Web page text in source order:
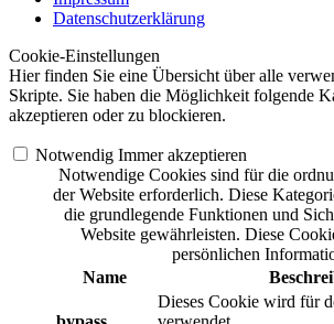
Datenschutzerklärung
Cookie-Einstellungen
Hier finden Sie eine Übersicht über alle
Skripte. Sie haben die Möglichkeit folgende
akzeptieren oder zu blockieren.
Notwendig Immer akzeptieren
Notwendige Cookies sind für die
der Website erforderlich. Diese
die grundlegende Funktionen und
Website gewährleisten. Diese
persönlichen
Name
Dieses Cookie wird für